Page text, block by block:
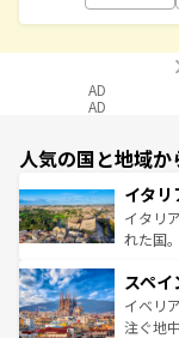
AD
AD
人気の国と地域か
イタリ
イタリ
れた国。
ろん、
景など
ピザや
スペイ
イベリ
注ぐ地